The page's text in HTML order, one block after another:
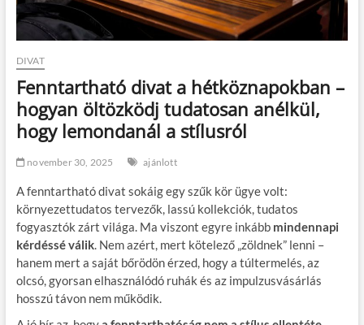
DIVAT
Fenntartható divat a hétköznapokban –
hogyan öltözködj tudatosan anélkül,
hogy lemondanál a stílusról
november 30, 2025 ajánlott
A fenntartható divat sokáig egy szűk kör ügye volt:
környezettudatos tervezők, lassú kollekciók, tudatos
fogyasztók zárt világa. Ma viszont egyre inkább mindennapi
kérdéssé válik. Nem azért, mert kötelező „zöldnek” lenni –
hanem mert a saját bőrödön érzed, hogy a túltermelés, az
olcsó, gyorsan elhasználódó ruhák és az impulzusvásárlás
hosszú távon nem működik.